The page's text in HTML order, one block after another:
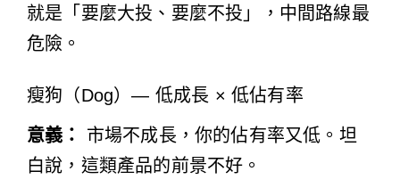
就是「要麼大投、要麼不投」，中間路線最
危險。
瘦狗（Dog）— 低成長 × 低佔有率
意義：
市場不成長，你的佔有率又低。坦
白說，這類產品的前景不好。